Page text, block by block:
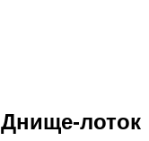
Днище-лоток